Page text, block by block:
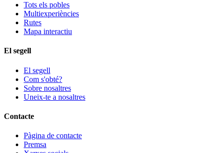
Tots els pobles
Multiexperiències
Rutes
Mapa interactiu
El segell
El segell
Com s'obté?
Sobre nosaltres
Uneix-te a nosaltres
Contacte
Pàgina de contacte
Premsa